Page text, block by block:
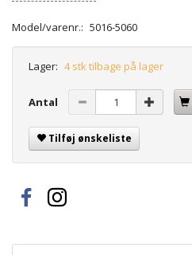
Model/varenr.: 5016-5060
Lager: 4 stk tilbage på lager
Antal
Tilføj ønskeliste